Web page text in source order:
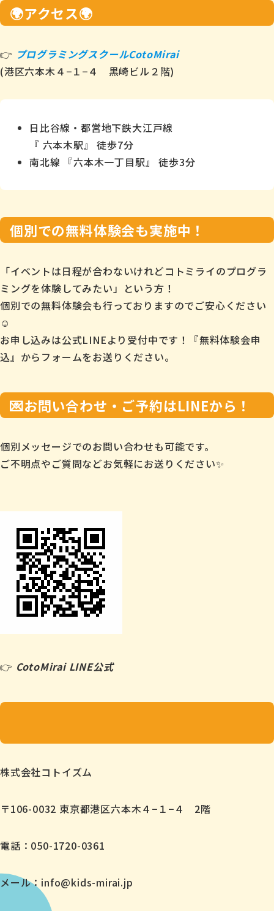
🌍アクセス🌍
👉 プログラミングスクールCotoMirai
(港区六本木４−１−４ 黒崎ビル２階)
日比谷線・都営地下鉄大江戸線
『 六本木駅』 徒歩7分
南北線 『六本木一丁目駅』 徒歩3分
個別での無料体験会も実施中！
「イベントは日程が合わないけれどコトミライのプログラ
ミングを体験してみたい」という方！
個別での無料体験会も行っておりますのでご安心ください
☺️
お申し込みは公式LINEより受付中です！『無料体験会申
込』からフォームをお送りください。
💌お問い合わせ・ご予約はLINEから！
個別メッセージでのお問い合わせも可能です。
ご不明点やご質問などお気軽にお送りください✨
👉 CotoMirai LINE公式
株式会社コトイズム
〒106-0032 東京都港区六本木４−１−４ 2階
電話：050-1720-0361
メール：info@kids-mirai.jp